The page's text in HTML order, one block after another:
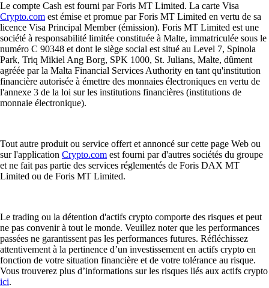
Le compte Cash est fourni par Foris MT Limited. La carte Visa
Crypto.com est émise et promue par Foris MT Limited en vertu de sa
licence Visa Principal Member (émission). Foris MT Limited est une
société à responsabilité limitée constituée à Malte, immatriculée sous le
numéro C 90348 et dont le siège social est situé au Level 7, Spinola
Park, Triq Mikiel Ang Borg, SPK 1000, St. Julians, Malte, dûment
agréée par la Malta Financial Services Authority en tant qu'institution
financière autorisée à émettre des monnaies électroniques en vertu de
l'annexe 3 de la loi sur les institutions financières (institutions de
monnaie électronique).
Tout autre produit ou service offert et annoncé sur cette page Web ou
sur l'application Crypto.com est fourni par d'autres sociétés du groupe
et ne fait pas partie des services réglementés de Foris DAX MT
Limited ou de Foris MT Limited.
Le trading ou la détention d'actifs crypto comporte des risques et peut
ne pas convenir à tout le monde. Veuillez noter que les performances
passées ne garantissent pas les performances futures. Réfléchissez
attentivement à la pertinence d’un investissement en actifs crypto en
fonction de votre situation financière et de votre tolérance au risque.
Vous trouverez plus d’informations sur les risques liés aux actifs crypto
ici.